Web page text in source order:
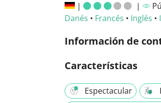
|
|
Danés • Francés • Inglés •
Información de
Características
Espectacular